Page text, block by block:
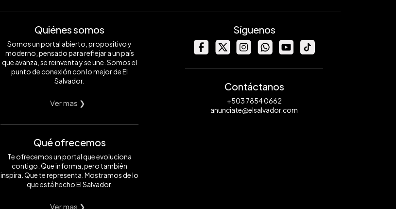
Quiénes somos
Somos un portal abierto, propositivo y
moderno, pensado para reflejar a un país
que avanza, se reinventa y se une. Somos el
punto de conexión con lo mejor de El
Salvador.
Ver mas ❯
Qué ofrecemos
Te ofrecemos un portal que evoluciona
contigo. Que informa, pero también
inspira. Que te representa. Mostramos de lo
que está hecho El Salvador.
Ver mas ❯
Síguenos
Contáctanos
+503 7854 0662
anunciate@elsalvador.com